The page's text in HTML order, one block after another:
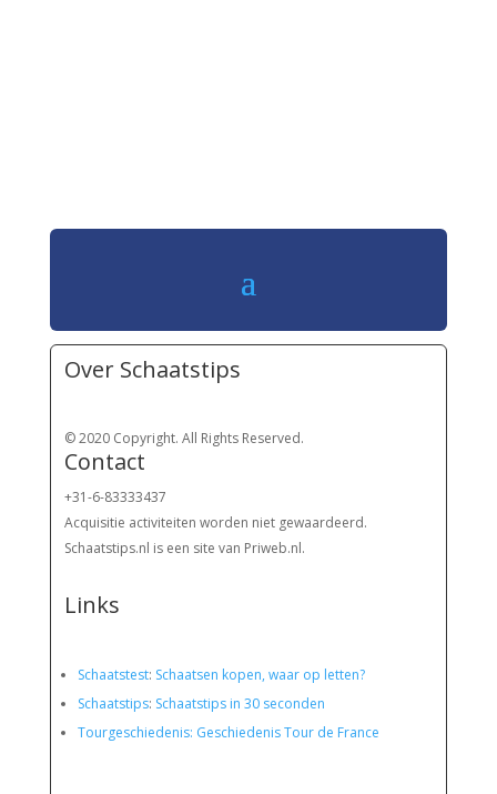
Over Schaatstips
© 2020 Copyright. All Rights Reserved.
Contact
+31-6-83333437
Acquisitie activiteiten worden niet gewaardeerd.
Schaatstips.nl is een site van Priweb.nl.
Links
Schaatstest: Schaatsen kopen, waar op letten?
Schaatstips: Schaatstips in 30 seconden
Tourgeschiedenis: Geschiedenis Tour de France